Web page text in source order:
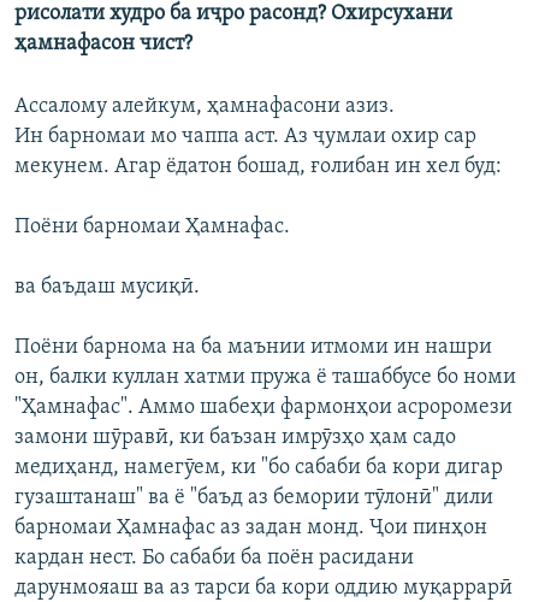
ВАРЗИШ
ОЗОДӢ ОНЛАЙН
ВИДЕО
ГУЗОРИШҲОИ РАДИОӢ
РӮЙХАТҲО
Русский
Ҳамаи сомонаҳои RFE/RL
рисолати худро ба иҷро расонд? Охирсухани
ҳамнафасон чист?
Ассалому алейкум, ҳамнафасони азиз.
Ин барномаи мо чаппа аст. Аз ҷумлаи охир сар
мекунем. Агар ёдатон бошад, ғолибан ин хел буд:
Поёни барномаи Ҳамнафас.
ва баъдаш мусиқӣ.
Поёни барнома на ба маънии итмоми ин нашри
он, балки куллан хатми пружа ё ташаббусе бо номи
"Ҳамнафас". Аммо шабеҳи фармонҳои асроромези
замони шӯравӣ, ки баъзан имрӯзҳо ҳам садо
медиҳанд, намегӯем, ки "бо сабаби ба кори дигар
гузаштанаш" ва ё "баъд аз бемории тӯлонӣ" дили
барномаи Ҳамнафас аз задан монд. Ҷои пинҳон
кардан нест. Бо сабаби ба поён расидани
дарунмояаш ва аз тарси ба кори оддию муқаррарӣ